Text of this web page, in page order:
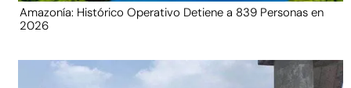
Amazonía: Histórico Operativo Detiene a 839 Personas en
2026